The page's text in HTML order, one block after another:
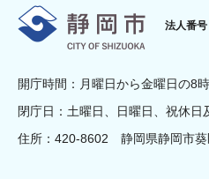
静岡市
法人番
開庁時間：月曜日から金曜日の8
閉庁日：土曜日、日曜日、祝休日
住所：420-8602 静岡県静岡市葵